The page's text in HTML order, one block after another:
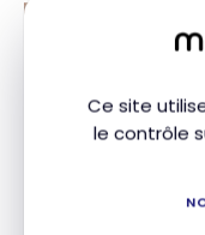
Ce site
le contrôle